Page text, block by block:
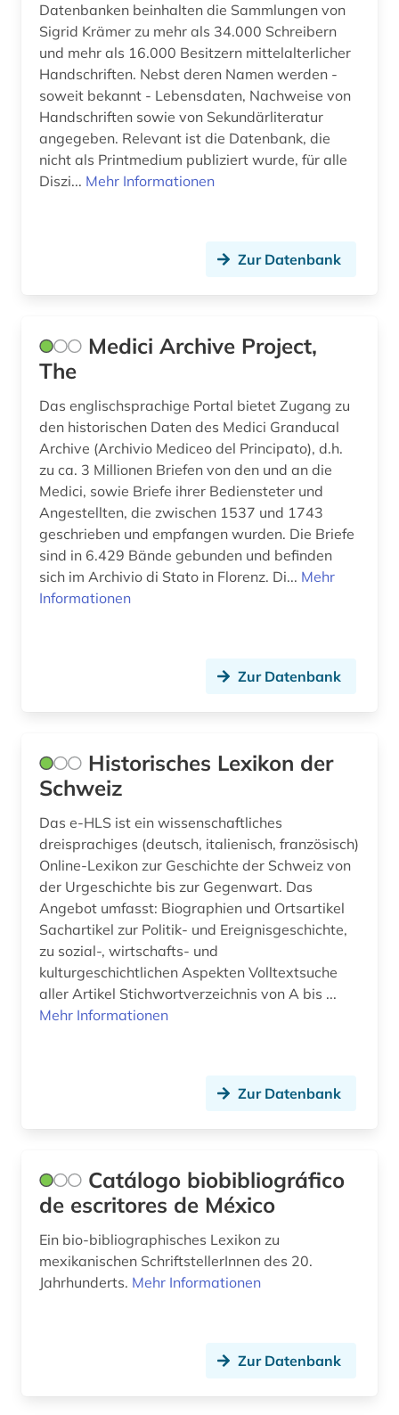
dresden (1)
drittes reich (11)
druck (1)
drucker (1)
druckgrafik (1)
edition (1)
einwanderer (2)
einwanderung (1)
elektronische bibliothek (2)
elektronische bildverarbeitung (1)
elektronische kunst (2)
england (6)
enzyklopädie (5)
eponym (1)
erfurt (1)
erinnerung (1)
erkennungsdienst (1)
erlebnisbericht (1)
ethnologie (1)
europäer (2)
evangelische geistliche (1)
Datenbanken beinhalten die Sammlungen von
Sigrid Krämer zu mehr als 34.000 Schreibern
und mehr als 16.000 Besitzern mittelalterlicher
Handschriften. Nebst deren Namen werden -
soweit bekannt - Lebensdaten, Nachweise von
Handschriften sowie von Sekundärliteratur
angegeben. Relevant ist die Datenbank, die
nicht als Printmedium publiziert wurde, für alle
Diszi... Mehr Informationen
Zur Datenbank
Medici Archive Project,
The
Das englischsprachige Portal bietet Zugang zu
den historischen Daten des Medici Granducal
Archive (Archivio Mediceo del Principato), d.h.
zu ca. 3 Millionen Briefen von den und an die
Medici, sowie Briefe ihrer Bediensteter und
Angestellten, die zwischen 1537 und 1743
geschrieben und empfangen wurden. Die Briefe
sind in 6.429 Bände gebunden und befinden
sich im Archivio di Stato in Florenz. Di... Mehr
Informationen
Zur Datenbank
Historisches Lexikon der
Schweiz
Das e-HLS ist ein wissenschaftliches
dreisprachiges (deutsch, italienisch, französisch)
Online-Lexikon zur Geschichte der Schweiz von
der Urgeschichte bis zur Gegenwart. Das
Angebot umfasst: Biographien und Ortsartikel
Sachartikel zur Politik- und Ereignisgeschichte,
zu sozial-, wirtschafts- und
kulturgeschichtlichen Aspekten Volltextsuche
aller Artikel Stichwortverzeichnis von A bis ...
Mehr Informationen
Zur Datenbank
Catálogo biobibliográfico
de escritores de México
Ein bio-bibliographisches Lexikon zu
mexikanischen SchriftstellerInnen des 20.
Jahrhunderts. Mehr Informationen
Zur Datenbank